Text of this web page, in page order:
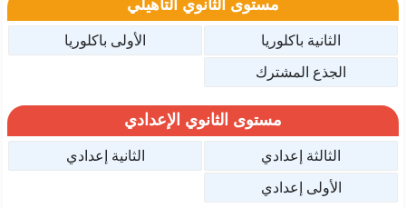
الثانية باكلوريا
الأولى باكلوريا
الجذع المشترك
مستوى الثانوي الإعدادي
الثالثة إعدادي
الثانية إعدادي
الأولى إعدادي